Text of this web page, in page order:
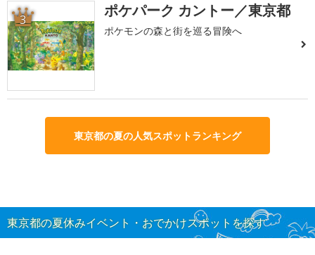
3 ポケパーク カントー／東京都
ポケモンの森と街を巡る冒険へ
東京都の夏の人気スポットランキング
東京都の夏休みイベント・おでかけスポットを探す